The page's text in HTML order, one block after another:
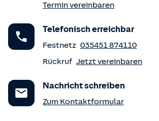
Termin vereinbaren
Telefonisch erreichbar
Festnetz 035451 874110
Rückruf Jetzt vereinbaren
Nachricht schreiben
Zum Kontaktformular